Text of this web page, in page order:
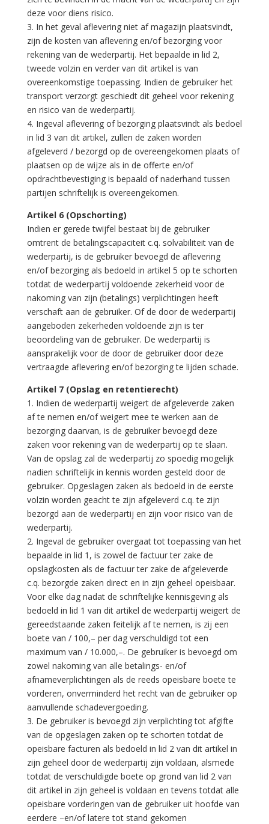
deze voor diens risico.
3. In het geval aflevering niet af magazijn plaatsvindt,
zijn de kosten van aflevering en/of bezorging voor
rekening van de wederpartij. Het bepaalde in lid 2,
tweede volzin en verder van dit artikel is van
overeenkomstige toepassing. Indien de gebruiker het
transport verzorgt geschiedt dit geheel voor rekening
en risico van de wederpartij.
4. Ingeval aflevering of bezorging plaatsvindt als bedoel
in lid 3 van dit artikel, zullen de zaken worden
afgeleverd / bezorgd op de overeengekomen plaats of
plaatsen op de wijze als in de offerte en/of
opdrachtbevestiging is bepaald of naderhand tussen
partijen schriftelijk is overeengekomen.
Artikel 6 (Opschorting)
Indien er gerede twijfel bestaat bij de gebruiker
omtrent de betalingscapaciteit c.q. solvabiliteit van de
wederpartij, is de gebruiker bevoegd de aflevering
en/of bezorging als bedoeld in artikel 5 op te schorten
totdat de wederpartij voldoende zekerheid voor de
nakoming van zijn (betalings) verplichtingen heeft
verschaft aan de gebruiker. Of de door de wederpartij
aangeboden zekerheden voldoende zijn is ter
beoordeling van de gebruiker. De wederpartij is
aansprakelijk voor de door de gebruiker door deze
vertraagde aflevering en/of bezorging te lijden schade.
Artikel 7 (Opslag en retentierecht)
1. Indien de wederpartij weigert de afgeleverde zaken
af te nemen en/of weigert mee te werken aan de
bezorging daarvan, is de gebruiker bevoegd deze
zaken voor rekening van de wederpartij op te slaan.
Van de opslag zal de wederpartij zo spoedig mogelijk
nadien schriftelijk in kennis worden gesteld door de
gebruiker. Opgeslagen zaken als bedoeld in de eerste
volzin worden geacht te zijn afgeleverd c.q. te zijn
bezorgd aan de wederpartij en zijn voor risico van de
wederpartij.
2. Ingeval de gebruiker overgaat tot toepassing van het
bepaalde in lid 1, is zowel de factuur ter zake de
opslagkosten als de factuur ter zake de afgeleverde
c.q. bezorgde zaken direct en in zijn geheel opeisbaar.
Voor elke dag nadat de schriftelijke kennisgeving als
bedoeld in lid 1 van dit artikel de wederpartij weigert de
gereedstaande zaken feitelijk af te nemen, is zij een
boete van / 100,– per dag verschuldigd tot een
maximum van / 10.000,–. De gebruiker is bevoegd om
zowel nakoming van alle betalings- en/of
afnameverplichtingen als de reeds opeisbare boete te
vorderen, onverminderd het recht van de gebruiker op
aanvullende schadevergoeding.
3. De gebruiker is bevoegd zijn verplichting tot afgifte
van de opgeslagen zaken op te schorten totdat de
opeisbare facturen als bedoeld in lid 2 van dit artikel in
zijn geheel door de wederpartij zijn voldaan, alsmede
totdat de verschuldigde boete op grond van lid 2 van
dit artikel in zijn geheel is voldaan en tevens totdat alle
opeisbare vorderingen van de gebruiker uit hoofde van
eerdere –en/of latere tot stand gekomen